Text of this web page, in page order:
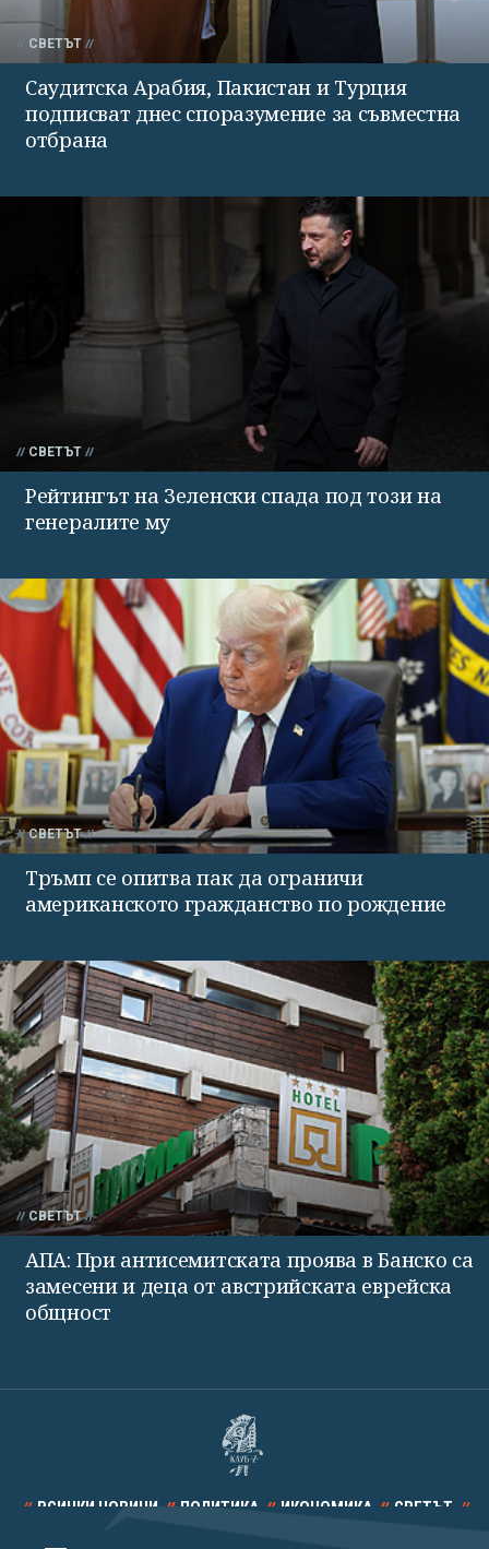
СВЕТЪТ
Саудитска Арабия, Пакистан и Турция
подписват днес споразумение за съвместна
отбрана
СВЕТЪТ
Рейтингът на Зеленски спада под този на
генералите му
СВЕТЪТ
Тръмп се опитва пак да ограничи
американското гражданство по рождение
СВЕТЪТ
АПА: При антисемитската проява в Банско са
замесени и деца от австрийската еврейска
общност
ВСИЧКИ НОВИНИ ПОЛИТИКА ИКОНОМИКА СВЕТЪТ